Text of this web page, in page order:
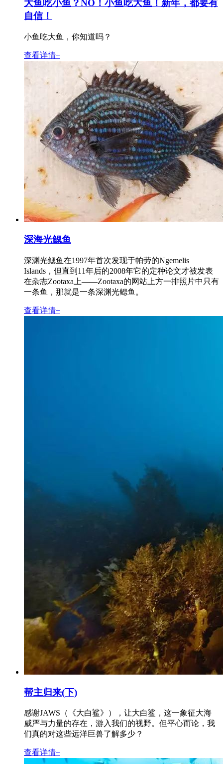
大鱼吃小鱼？NO！小鱼吃大鱼！新年，都要有
自信！
小鱼吃大鱼，你知道吗？
查看详情+
深海光鳃鱼
深渊光鳃鱼在1997年首次发现于帕劳的Ngemelis
Islands，但直到11年后的2008年它的定种论文才被发表
在杂志Zootaxa上——Zootaxa的网站上方一排照片中只有
一条鱼，那就是一条深渊光鳃鱼。
查看详情+
帮主归来(下)
感谢JAWS（《大白鲨》），让大白鲨，这一象征大海
威严与力量的存在，游入我们的视野。但平心而论，我
们真的对这些远洋巨兽了解多少？
查看详情+